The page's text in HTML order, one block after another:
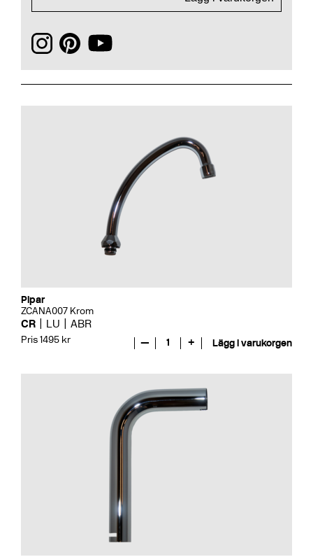
Pipar
ZCANA007 Krom
CR LU ABR
Pris 1495 kr — 1 + Lägg i varukorgen